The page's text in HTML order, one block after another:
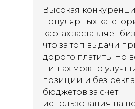
Высокая
популярных
картах заставляет
что за топ выдачи
дорого платить. Но
нишах можно
позиции и без
бюджетов за счет
использования на